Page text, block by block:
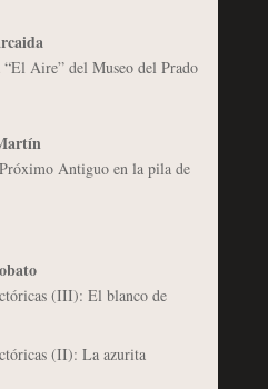
Aire” del Museo del Prado
Antiguo en la pila de
(III): El blanco de
(II): La azurita